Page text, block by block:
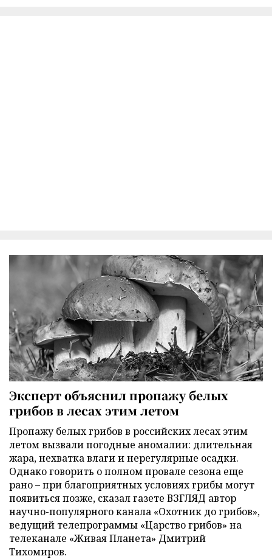
Эксперт объяснил пропажу белых
грибов в лесах этим летом
Пропажу белых грибов в российских лесах этим
летом вызвали погодные аномалии: длительная
жара, нехватка влаги и нерегулярные осадки.
Однако говорить о полном провале сезона еще
рано – при благоприятных условиях грибы могут
появиться позже, сказал газете ВЗГЛЯД автор
научно-популярного канала «Охотник до грибов»,
ведущий телепрограммы «Царство грибов» на
телеканале «Живая Планета» Дмитрий
Тихомиров.